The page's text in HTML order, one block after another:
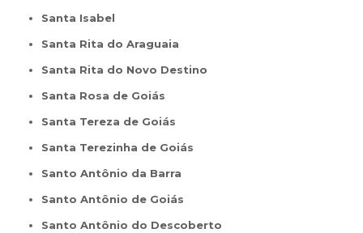
Santa Isabel
Santa Rita do Araguaia
Santa Rita do Novo Destino
Santa Rosa de Goiás
Santa Tereza de Goiás
Santa Terezinha de Goiás
Santo Antônio da Barra
Santo Antônio de Goiás
Santo Antônio do Descoberto